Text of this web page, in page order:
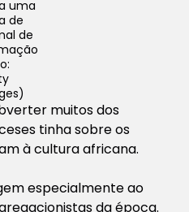
uma
de
de
muitos dos
tinha sobre os
à cultura africana.
especialmente ao
da época.